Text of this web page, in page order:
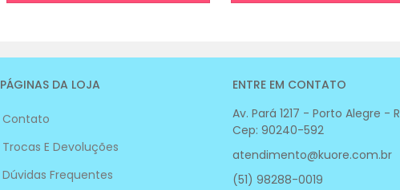
PÁGINAS DA LOJA
Contato
Trocas E Devoluções
Dúvidas Frequentes
ENTRE EM CONTATO
Av. Pará 1217 - Porto Alegre -
Cep: 90240-592
atendimento@kuore.com.br
(51) 98288-0019